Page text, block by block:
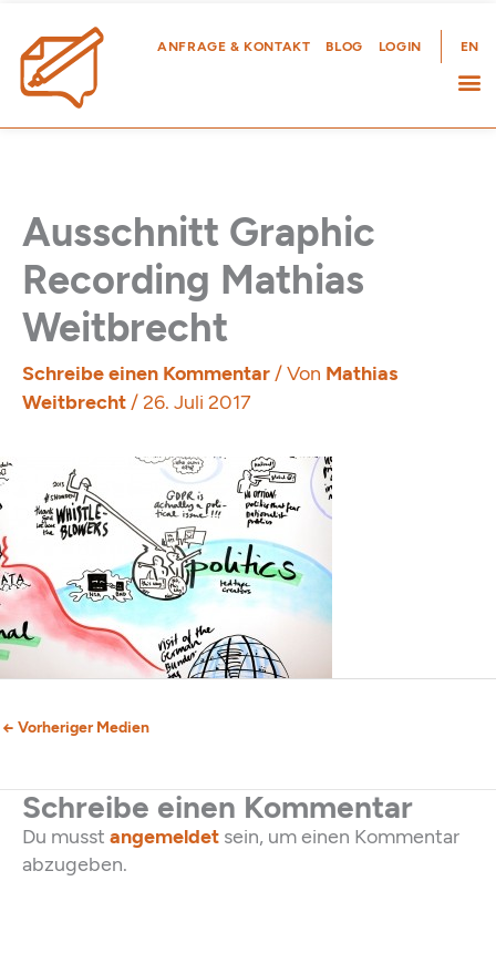
Inhalt
springen
ANFRAGE & KONTAKT BLOG LOGIN EN
Ausschnitt Graphic
Recording Mathias
Weitbrecht
Schreibe einen Kommentar/ Von Mathias
Weitbrecht/26. Juli 2017
← Vorheriger Medien
Schreibe einen Kommentar
Du musst angemeldet sein, um einen Kommentar
abzugeben.